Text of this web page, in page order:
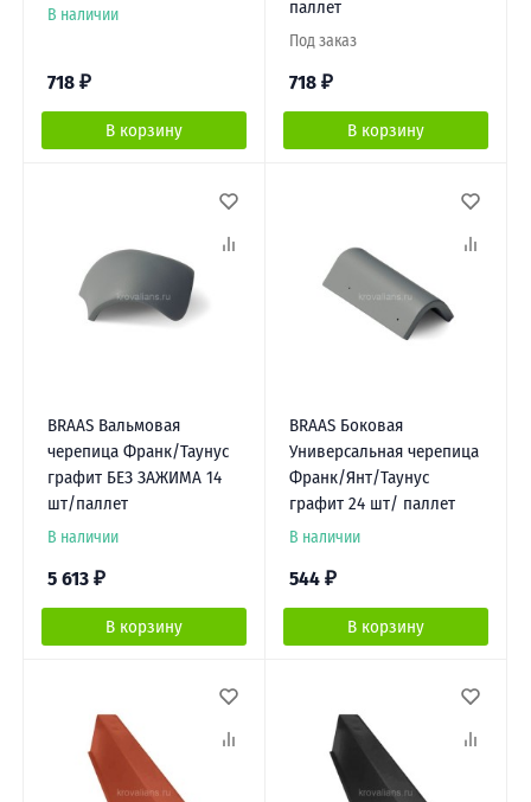
В наличии
718 ₽
В корзину
паллет
Под заказ
718 ₽
В корзину
BRAAS Вальмовая
черепица Франк/Таунус
графит БЕЗ ЗАЖИМА 14
шт/паллет
В наличии
5 613 ₽
В корзину
BRAAS Боковая
Универсальная черепица
Франк/Янт/Таунус
графит 24 шт/ паллет
В наличии
544 ₽
В корзину